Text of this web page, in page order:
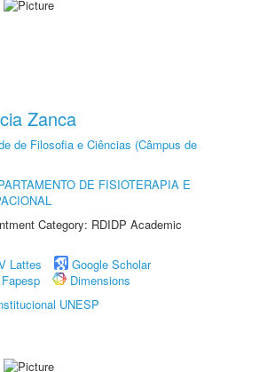
Zanca
de Filosofia e Ciências (Câmpus de
DE FISIOTERAPIA E
Category: RDIDP Academic
Lattes
Google Scholar
Fapesp
Dimensions
UNESP